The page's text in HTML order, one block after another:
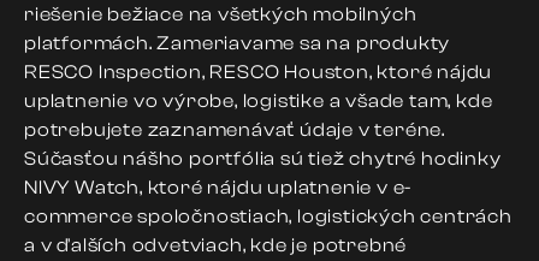
riešenie bežiace na všetkých mobilných
platformách. Zameriavame sa na produkty
RESCO Inspection, RESCO Houston, ktoré nájdu
uplatnenie vo výrobe, logistike a všade tam, kde
potrebujete zaznamenávať údaje v teréne.
Súčasťou nášho portfólia sú tiež chytré hodinky
NIVY Watch, ktoré nájdu uplatnenie v e-
commerce spoločnostiach, logistických centrách
a v ďalších odvetviach, kde je potrebné